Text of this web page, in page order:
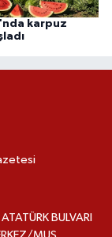
karpuz
BULVARI